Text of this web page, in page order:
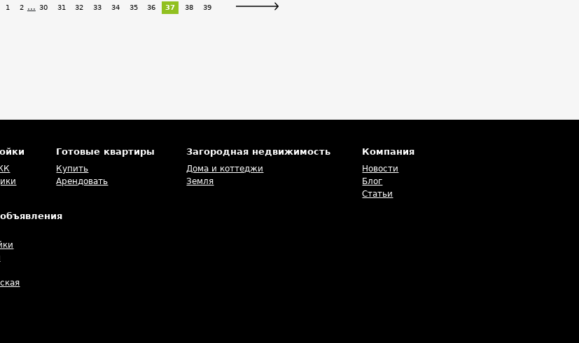
1 2 ... 30 31 32 33 34 35 36 37 38 39
Готовые квартиры
Купить
Арендовать
Загородная недвижимость
Дома и коттеджи
Земля
Компания
Новости
Блог
Статьи